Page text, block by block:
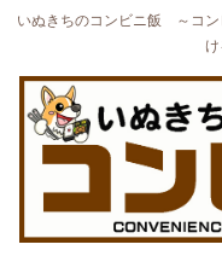
いぬきちのコンビニ飯 ～コン